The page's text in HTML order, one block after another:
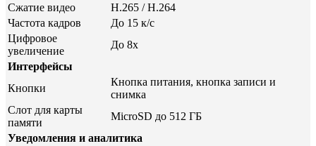
Сжатие видео
H.265 / H.264
Частота кадров
До 15 к/с
Цифровое
увеличение
До 8x
Интерфейсы
Кнопки
Кнопка питания, кнопка записи и
снимка
Слот для карты
памяти
MicroSD до 512 ГБ
Уведомления и аналитика